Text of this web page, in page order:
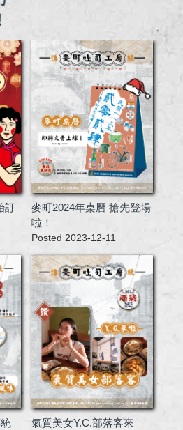
訂
麥町2024年桌曆 搶先登場
啦！
Posted 2023-12-11
氣質美女Y.C.部落客來